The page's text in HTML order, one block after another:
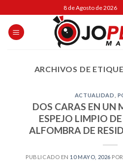
to
content
8 de Agosto de 2026
ARCHIVOS DE
ACTUALIDAD
DOS CARAS EN UN
ESPEJO LIMPIO
ALFOMBRA DE
PUBLICADO EN 10 MAYO, 2026 POR